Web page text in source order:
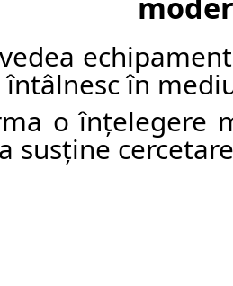
întâlnesc în
o înțelegere
susține